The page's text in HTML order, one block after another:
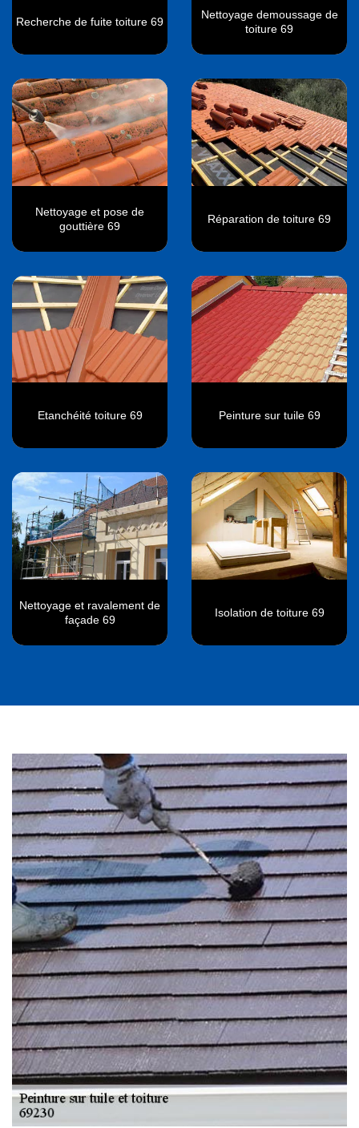
Recherche de fuite toiture 69
Nettoyage demoussage de
toiture 69
Nettoyage et pose de
gouttière 69
Réparation de toiture 69
Etanchéité toiture 69 Peinture sur tuile 69
Nettoyage et ravalement de
façade 69
Isolation de toiture 69